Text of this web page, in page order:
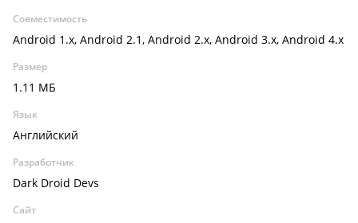
Совместимость
Android 1.x, Android 2.1, Android 2.x, Android 3.x, Android 4.x
Размер
1.11 МБ
Язык
Английский
Разработчик
Dark Droid Devs
Сайт